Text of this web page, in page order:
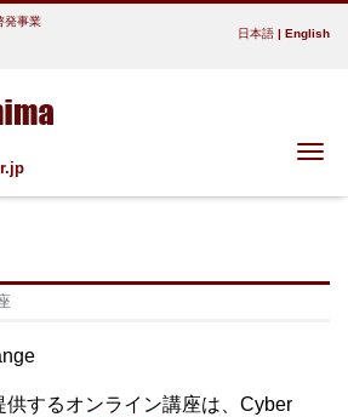
発事業
日本語 | English
するオンライン講座は、Cyber